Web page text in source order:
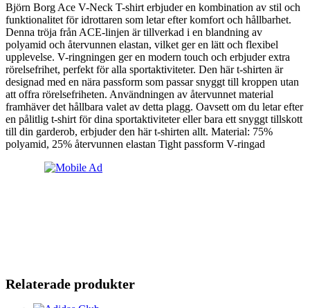
Björn Borg Ace V-Neck T-shirt erbjuder en kombination av stil och
funktionalitet för idrottaren som letar efter komfort och hållbarhet.
Denna tröja från ACE-linjen är tillverkad i en blandning av
polyamid och återvunnen elastan, vilket ger en lätt och flexibel
upplevelse. V-ringningen ger en modern touch och erbjuder extra
rörelsefrihet, perfekt för alla sportaktiviteter. Den här t-shirten är
designad med en nära passform som passar snyggt till kroppen utan
att offra rörelsefriheten. Användningen av återvunnet material
framhäver det hållbara valet av detta plagg. Oavsett om du letar efter
en pålitlig t-shirt för dina sportaktiviteter eller bara ett snyggt tillskott
till din garderob, erbjuder den här t-shirten allt. Material: 75%
polyamid, 25% återvunnen elastan Tight passform V-ringad
Relaterade produkter